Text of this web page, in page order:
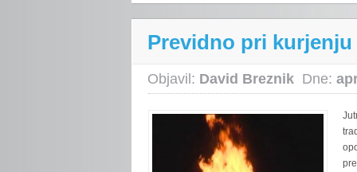
Previdno pri
Objavil: David Breznik Dne: